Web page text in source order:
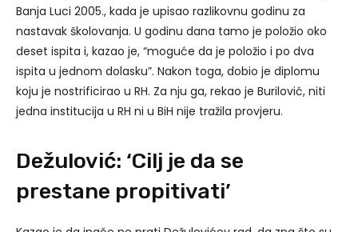
Banja Luci 2005., kada je upisao razlikovnu godinu za
nastavak školovanja. U godinu dana tamo je položio oko
deset ispita i, kazao je, “moguće da je položio i po dva
ispita u jednom dolasku”. Nakon toga, dobio je diplomu
koju je nostrificirao u RH. Za nju ga, rekao je Burilović, niti
jedna institucija u RH ni u BiH nije tražila provjeru.
Dežulović: ‘Cilj je da se
prestane propitivati’